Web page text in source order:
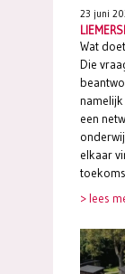
23 juni
Wat
Die
een
elkaar
> lees